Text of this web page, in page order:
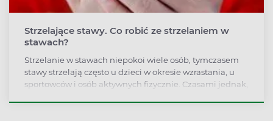
Strzelające stawy. Co robić ze strzelaniem w
stawach?
Strzelanie w stawach niepokoi wiele osób, tymczasem
stawy strzelają często u dzieci w okresie wzrastania, u
sportowców i osób aktywnych fizycznie. Czasami jednak,